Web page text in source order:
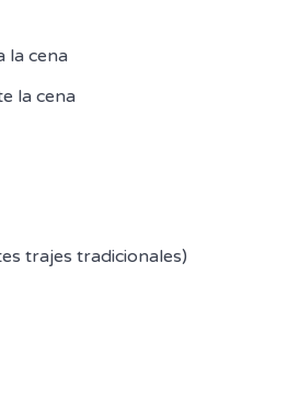
la cena
la cena
trajes tradicionales)